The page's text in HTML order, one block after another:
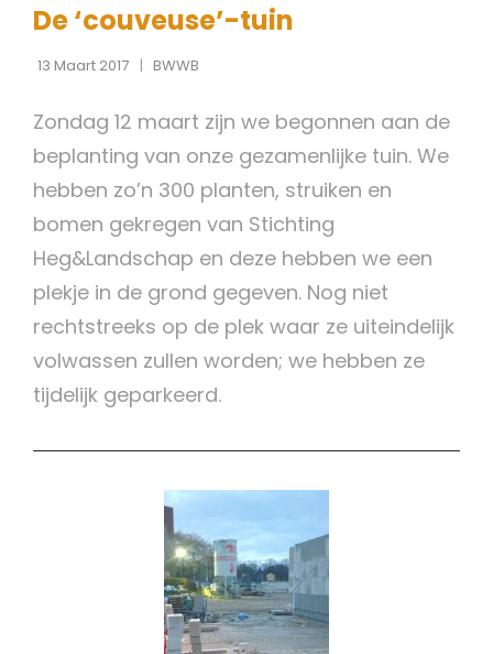
De ‘couveuse’-tuin
13 Maart 2017 BWWB
Zondag 12 maart zijn we begonnen aan de
beplanting van onze gezamenlijke tuin. We
hebben zo’n 300 planten, struiken en
bomen gekregen van Stichting
Heg&Landschap en deze hebben we een
plekje in de grond gegeven. Nog niet
rechtstreeks op de plek waar ze uiteindelijk
volwassen zullen worden; we hebben ze
tijdelijk geparkeerd.